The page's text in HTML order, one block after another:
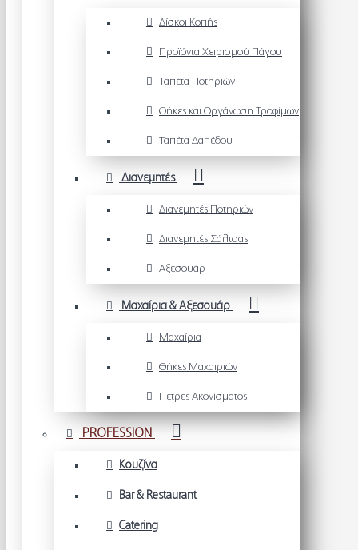
Δίσκοι Κοπής
Προϊόντα Χειρισμού Πάγου
Ταπέτα Ποτηριών
Θήκες και Οργάνωση Τροφίμων
Ταπέτα Δαπέδου
Διανεμητές
Διανεμητές Ποτηριών
Διανεμητές Σάλτσας
Αξεσουάρ
Μαχαίρια & Αξεσουάρ
Μαχαίρια
Θήκες Μαχαιριών
Πέτρες Ακονίσματος
PROFESSION
Κουζίνα
Bar & Restaurant
Catering